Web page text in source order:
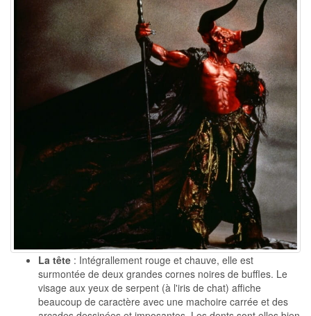
La tête : Intégrallement rouge et chauve, elle est
surmontée de deux grandes cornes noires de buffles. Le
visage aux yeux de serpent (à l'iris de chat) affiche
beaucoup de caractère avec une machoire carrée et des